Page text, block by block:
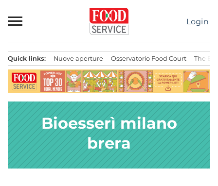
al
contenuto
Login
principale
Quick links: Nuove aperture Osservatorio Food Court The
Bioesserì milano
brera